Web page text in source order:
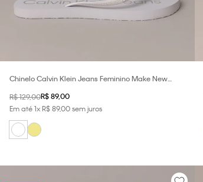
Chinelo Calvin Klein Jeans Feminino Make New
R$129,00R$89,00
Em até1xR$89,00sem juros